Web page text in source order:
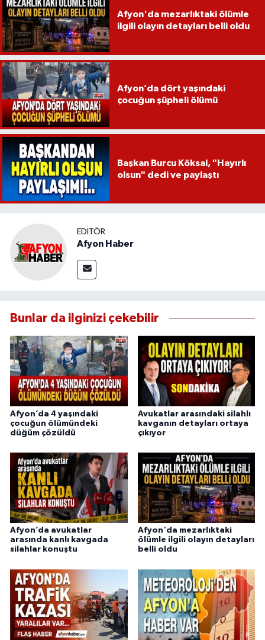
Afyon'da mezarlıktaki ölümle
ilgili olayın detayları belli oldu
Afyon’da dört yaşındaki
çocuğun şüpheli ölümü
Başkan Burcu Köksal, "Hayırlı
olsun" dedi ve paylaştı
EDITÖR
Afyon Haber
Bunlar da ilginizi çekebilir
Afyon’da 4 yaşındaki
çocuğun ölümündeki
düğüm çözüldü
Avukatlar arasındaki silahlı
kavganın detayları ortaya
çıkıyor
Afyon’da avukatlar
arasında kanlı kavgada
silahlar konuştu
Afyon'da mezarlıktaki
ölümle ilgili olayın detayları
belli oldu